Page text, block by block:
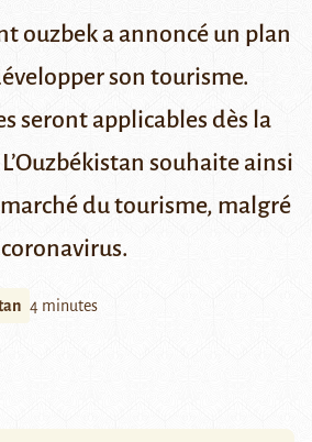
ouzbek a annoncé un plan
son tourisme.
seront applicables dès la
souhaite ainsi
du tourisme, malgré
4 minutes